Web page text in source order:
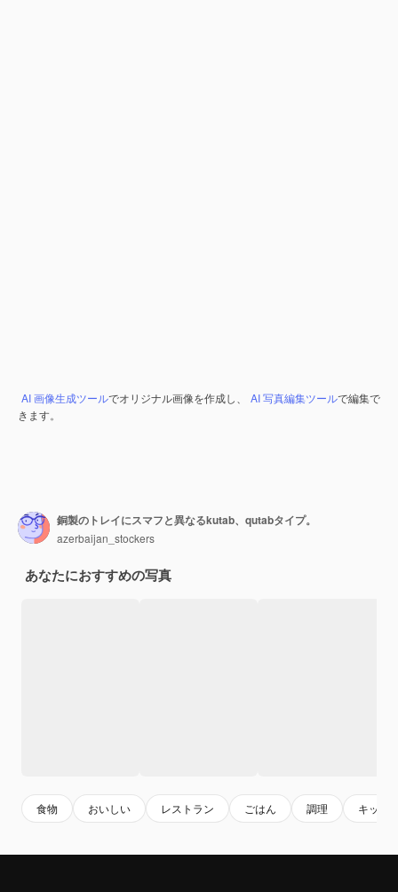
AI 画像生成ツールでオリジナル画像を作成し、 AI 写真編集ツールで編集で
きます。
銅製のトレイにスマフと異なるkutab、qutabタイプ。
azerbaijan_stockers
あなたにおすすめの写真
食物 おいしい レストラン ごはん 調理 キッチ